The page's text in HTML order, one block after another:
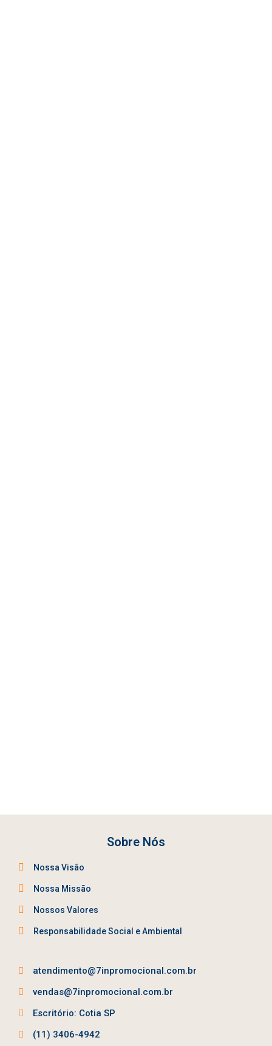
Sobre Nós
Nossa Visão
Nossa Missão
Nossos Valores
Responsabilidade Social e Ambiental
atendimento@7inpromocional.com.br
vendas@7inpromocional.com.br
Escritório: Cotia SP
(11) 3406-4942